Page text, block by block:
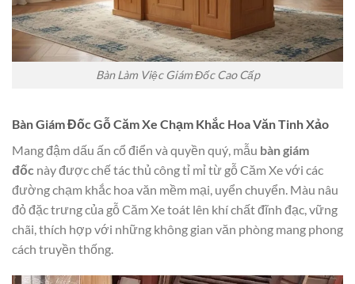
Bàn Làm Việc Giám Đốc Cao Cấp
Bàn Giám Đốc Gỗ Căm Xe Chạm Khắc Hoa Văn Tinh Xảo
Mang đậm dấu ấn cổ điển và quyền quý, mẫu bàn giám
đốc này được chế tác thủ công tỉ mỉ từ gỗ Căm Xe với các
đường chạm khắc hoa văn mềm mại, uyển chuyển. Màu nâu
đỏ đặc trưng của gỗ Căm Xe toát lên khí chất đĩnh đạc, vững
chãi, thích hợp với những không gian văn phòng mang phong
cách truyền thống.